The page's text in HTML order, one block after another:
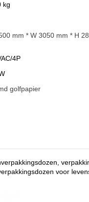
kg
mm * W 3050 mm * H
4P
golfpapier
voor